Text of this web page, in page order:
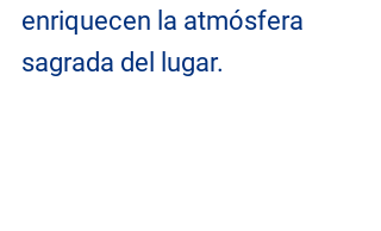
enriquecen la atmósfera
sagrada del lugar.